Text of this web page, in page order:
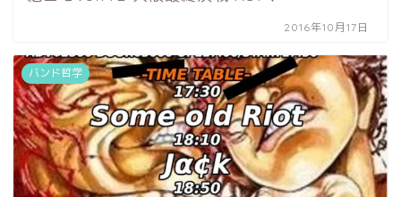
2016年10月17日
バンド哲学